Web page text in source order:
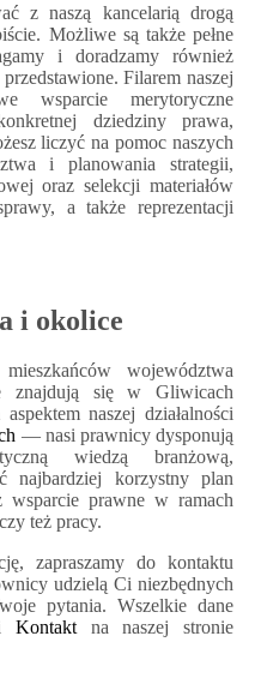
z naszą kancelarią drogą
Możliwe są także pełne
i doradzamy również
Filarem naszej
wsparcie merytoryczne
dziedziny prawa,
liczyć na pomoc naszych
i planowania strategii,
oraz selekcji materiałów
a także reprezentacji
i okolice
województwa
znajdują się w Gliwicach
naszej działalności
— nasi prawnicy dysponują
wiedzą branżową,
najbardziej korzystny plan
wsparcie prawne w ramach
czy też pracy.
zapraszamy do kontaktu
udzielą Ci niezbędnych
pytania. Wszelkie dane
Kontaktna naszej stronie